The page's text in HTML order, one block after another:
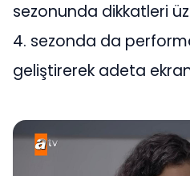
sezonunda dikkatleri
4. sezonda da
geliştirerek adeta